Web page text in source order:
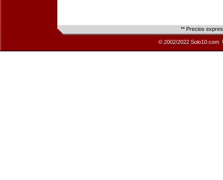
** Precios
© 2002/2022 Solo10.com